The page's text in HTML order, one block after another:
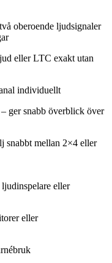
oberoende ljudsignaler
eller LTC exakt utan
individuellt
ger snabb överblick över
snabbt mellan 2×4 eller
eller
eller